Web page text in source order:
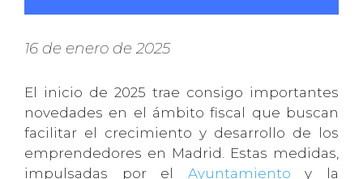
16 de enero de 2025
El inicio de 2025 trae consigo importantes
novedades en el ámbito fiscal que buscan
facilitar el crecimiento y desarrollo de los
emprendedores en Madrid. Estas medidas,
impulsadas por el Ayuntamiento y la